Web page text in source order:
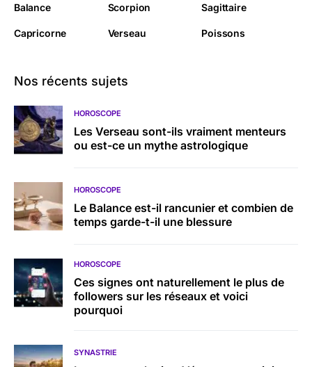
Balance Scorpion Sagittaire
Capricorne Verseau Poissons
Nos récents sujets
HOROSCOPE
Les Verseau sont-ils vraiment menteurs
ou est-ce un mythe astrologique
HOROSCOPE
Le Balance est-il rancunier et combien de
temps garde-t-il une blessure
HOROSCOPE
Ces signes ont naturellement le plus de
followers sur les réseaux et voici
pourquoi
SYNASTRIE